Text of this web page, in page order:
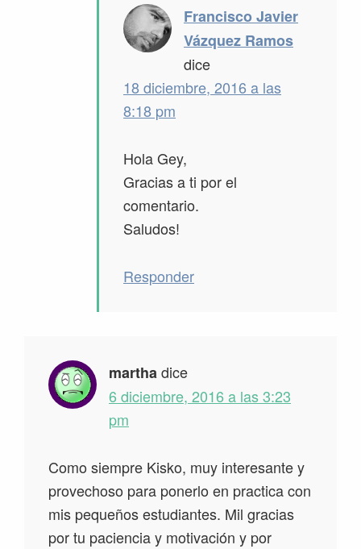
Francisco Javier
Vázquez Ramos
dice
18 diciembre, 2016 a las
8:18 pm
Hola Gey,
Gracias a ti por el
comentario.
Saludos!
Responder
marthadice
6 diciembre, 2016 a las 3:23
pm
Como siempre Kisko, muy interesante y
provechoso para ponerlo en practica con
mis pequeños estudiantes. Mil gracias
por tu paciencia y motivación y por